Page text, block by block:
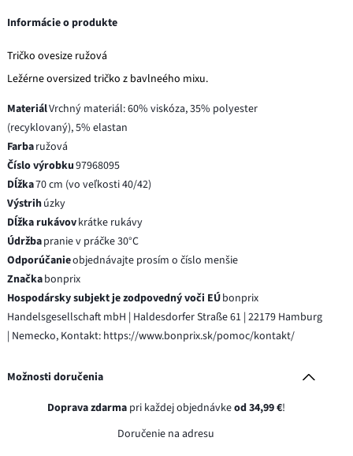
Informácie o produkte
Tričko ovesize ružová
Ležérne oversized tričko z bavlneého mixu.
MateriálVrchný materiál: 60% viskóza, 35% polyester
(recyklovaný), 5% elastan
Farbaružová
Číslo výrobku97968095
Dĺžka70 cm (vo veľkosti 40/42)
Výstrihúzky
Dĺžka rukávovkrátke rukávy
Údržbapranie v práčke 30°C
Odporúčanieobjednávajte prosím o číslo menšie
Značkabonprix
Hospodársky subjekt je zodpovedný voči EÚbonprix
Handelsgesellschaft mbH | Haldesdorfer Straße 61 | 22179 Hamburg
| Nemecko, Kontakt: https://www.bonprix.sk/pomoc/kontakt/
Možnosti doručenia
Doprava zdarmapri každej objednávkeod 34,99 €!
Doručenie na adresu